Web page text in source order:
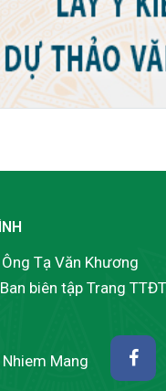
Tạ Văn Khương
biên tập Trang